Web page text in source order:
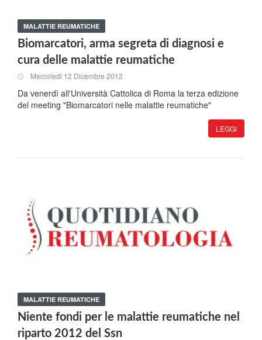
MALATTIE REUMATICHE
Biomarcatori, arma segreta di diagnosi e
cura delle malattie reumatiche
Mercoledi 12 Dicembre 2012
Da venerdì all'Università Cattolica di Roma la terza edizione
del meeting "Biomarcatori nelle malattie reumatiche"
LEGGI
MALATTIE REUMATICHE
Niente fondi per le malattie reumatiche nel
riparto 2012 del Ssn